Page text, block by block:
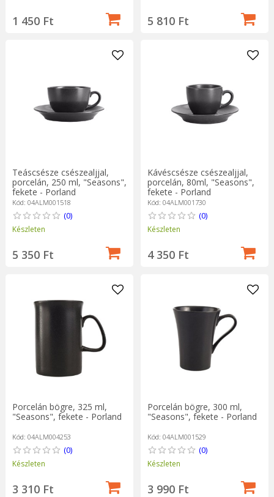
1 450 Ft 5 810 Ft
Teáscsésze csészealjjal,
porcelán, 250 ml, "Seasons",
fekete - Porland
Kód: 04ALM001518
(0)
Készleten
5 350 Ft
Kávéscsésze csészealjjal,
porcelán, 80ml, "Seasons",
fekete - Porland
Kód: 04ALM001730
(0)
Készleten
4 350 Ft
Porcelán bögre, 325 ml,
"Seasons", fekete - Porland
Kód: 04ALM004253
(0)
Készleten
3 310 Ft
Porcelán bögre, 300 ml,
"Seasons", fekete - Porland
Kód: 04ALM001529
(0)
Készleten
3 990 Ft